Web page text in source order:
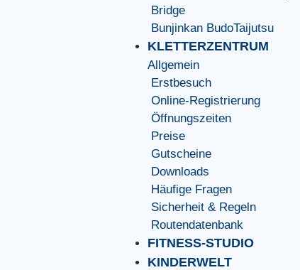
Bridge
Bunjinkan BudoTaijutsu
KLETTERZENTRUM
Allgemein
Erstbesuch
Online-Registrierung
Öffnungszeiten
Preise
Gutscheine
Downloads
Häufige Fragen
Sicherheit & Regeln
Routendatenbank
FITNESS-STUDIO
KINDERWELT